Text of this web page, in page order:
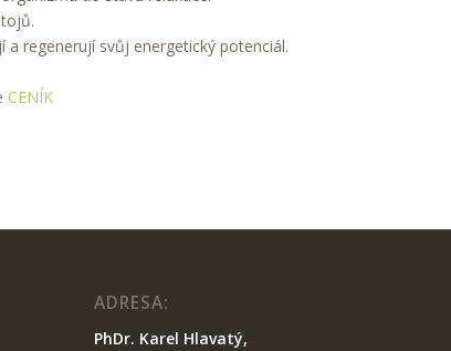
regenerují svůj energetický potenciál.
CENÍK
ADRESA:
PhDr. Karel Hlavatý,